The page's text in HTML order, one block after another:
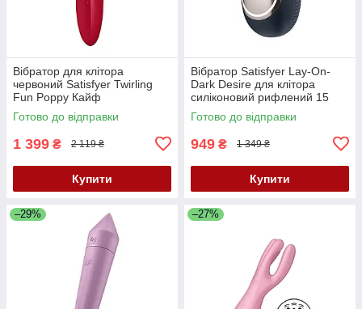
Вібратор для клітора
червоний Satisfyer Twirling
Fun Poppy Кайф
Готово до відправки
1 399 ₴ 2 119 ₴
Купити
Вібратор Satisfyer Lay-On-
Dark Desire для клітора
силіконовий рифлений 15
режимів Кайф
Готово до відправки
949 ₴ 1 349 ₴
Купити
–29% –27%